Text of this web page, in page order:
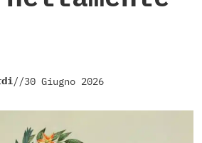
//30 Giugno 2026